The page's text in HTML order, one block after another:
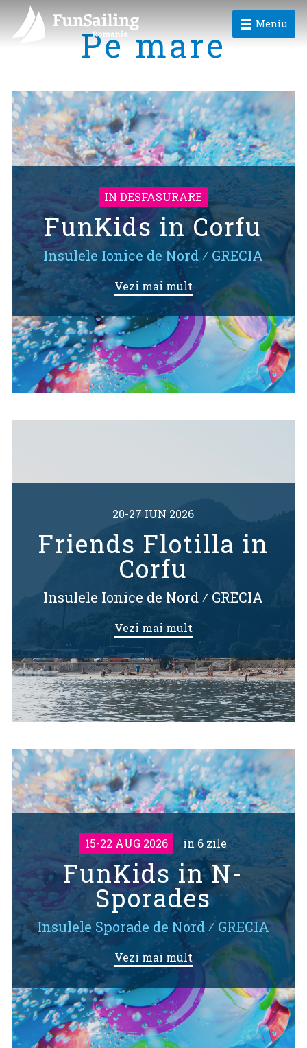
Meniu
Pe mare
IN DESFASURARE
FunKids in Corfu
Insulele Ionice de Nord⁄ GRECIA
Vezi mai mult
20-27 IUN 2026
Friends Flotilla in
Corfu
Insulele Ionice de Nord⁄ GRECIA
Vezi mai mult
15-22 AUG 2026 in 6 zile
FunKids in N-
Sporades
Insulele Sporade de Nord⁄GRECIA
Vezi mai mult